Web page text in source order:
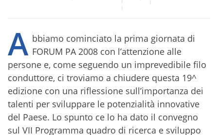
A bbiamo cominciato la prima giornata di
FORUM PA 2008 con l’attenzione alle
persone e, come seguendo un imprevedibile filo
conduttore, ci troviamo a chiudere questa 19^
edizione con una riflessione sull’importanza dei
talenti per sviluppare le potenzialità innovative
del Paese. Lo spunto ce lo ha dato il convegno
sul VII Programma quadro di ricerca e sviluppo